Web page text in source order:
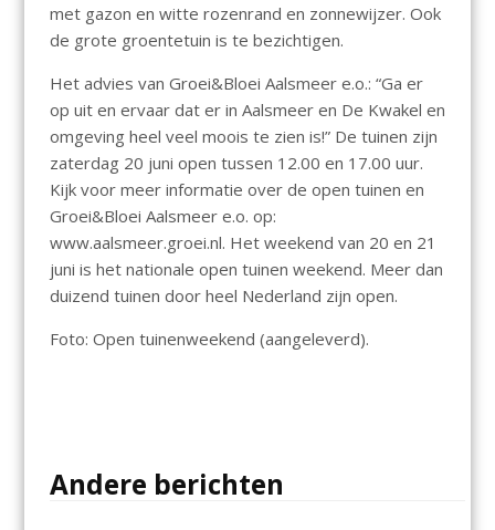
met gazon en witte rozenrand en zonnewijzer. Ook
de grote groentetuin is te bezichtigen.
Het advies van Groei&Bloei Aalsmeer e.o.: “Ga er
op uit en ervaar dat er in Aalsmeer en De Kwakel en
omgeving heel veel moois te zien is!” De tuinen zijn
zaterdag 20 juni open tussen 12.00 en 17.00 uur.
Kijk voor meer informatie over de open tuinen en
Groei&Bloei Aalsmeer e.o. op:
www.aalsmeer.groei.nl. Het weekend van 20 en 21
juni is het nationale open tuinen weekend. Meer dan
duizend tuinen door heel Nederland zijn open.
Foto: Open tuinenweekend (aangeleverd).
Andere berichten